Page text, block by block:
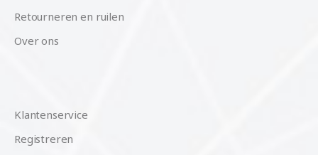
Retourneren en ruilen
Over ons
Klantenservice
Registreren